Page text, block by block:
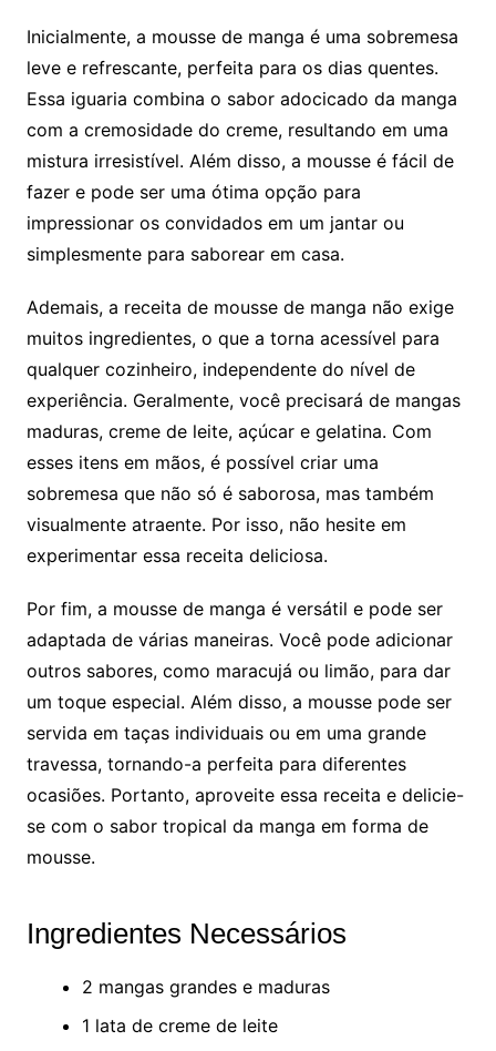
Inicialmente, a mousse de manga é uma sobremesa
leve e refrescante, perfeita para os dias quentes.
Essa iguaria combina o sabor adocicado da manga
com a cremosidade do creme, resultando em uma
mistura irresistível. Além disso, a mousse é fácil de
fazer e pode ser uma ótima opção para
impressionar os convidados em um jantar ou
simplesmente para saborear em casa.
Ademais, a receita de mousse de manga não exige
muitos ingredientes, o que a torna acessível para
qualquer cozinheiro, independente do nível de
experiência. Geralmente, você precisará de mangas
maduras, creme de leite, açúcar e gelatina. Com
esses itens em mãos, é possível criar uma
sobremesa que não só é saborosa, mas também
visualmente atraente. Por isso, não hesite em
experimentar essa receita deliciosa.
Por fim, a mousse de manga é versátil e pode ser
adaptada de várias maneiras. Você pode adicionar
outros sabores, como maracujá ou limão, para dar
um toque especial. Além disso, a mousse pode ser
servida em taças individuais ou em uma grande
travessa, tornando-a perfeita para diferentes
ocasiões. Portanto, aproveite essa receita e delicie-
se com o sabor tropical da manga em forma de
mousse.
Ingredientes Necessários
2 mangas grandes e maduras
1 lata de creme de leite